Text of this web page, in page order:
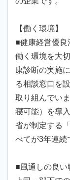
【働く環境】
■健康経営優良
働く環境を大
康診断の実施
る相談窓口を
取り組んでい
寝可能）を導
省が制定する
べてが3年連続
■風通しの良い